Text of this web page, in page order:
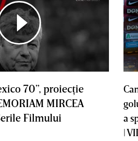
70”, proiecţie
MIRCEA
Filmului
a
|